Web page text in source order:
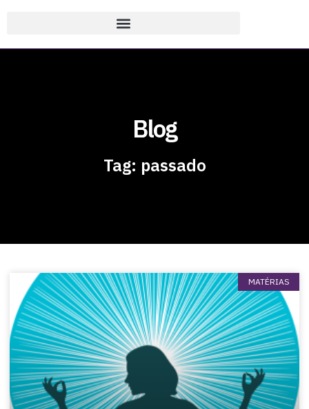
Blog
Tag: passado
MATÉRIAS